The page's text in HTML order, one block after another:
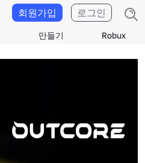
만들기 Robux
회원가입 로그인